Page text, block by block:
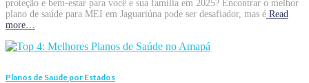
proteção e bem-estar para você e sua família em 2025? Encontrar o melhor
plano de saúde para MEI em Jaguariúna pode ser desafiador, mas é Read
more…
Planos de Saúde por Estados